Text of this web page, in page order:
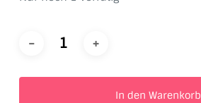
In den Warenkorb